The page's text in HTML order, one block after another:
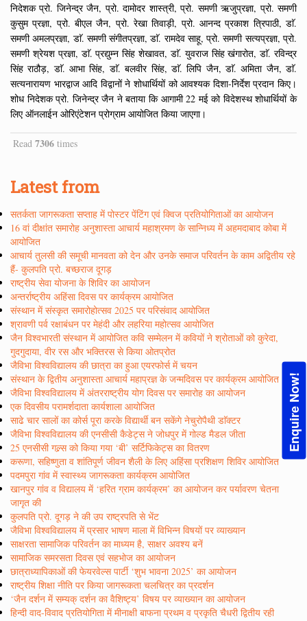
Enquire Now!
निदेशक प्रो. जिनेन्द्र जैन, प्रो. दामोदर शास्त्री, प्रो. समणी ऋजुप्रज्ञा, प्रो. समणी
कुसुम प्रज्ञा, प्रो. बीएल जैन, प्रो. रेखा तिवाड़ी, प्रो. आनन्द प्रकाश त्रिपाठी, डाॅ.
समणी अमलप्रज्ञा, डाॅ. समणी संगीतप्रज्ञा, डाॅ. रामदेव साहू, प्रो. समणी सत्यप्रज्ञा, प्रो.
समणी श्रेयश प्रज्ञा, डाॅ. प्रद्युम्न सिंह शेखावत, डाॅ. युवराज सिंह खंगारोत, डाॅ. रविन्द्र
सिंह राठौड़, डाॅ. आभा सिंह, डाॅ. बलवीर सिंह, डाॅ. लिपि जैन, डाॅ. अमिता जैन, डाॅ.
सत्यनारायण भारद्वाज आदि विद्वानों ने शोधार्थियों को आवश्यक दिशा-निर्देश प्रदान किए।
शोध निदेशक प्रो. जिनेन्द्र जैन ने बताया कि आगामी 22 मई को विदेशस्थ शोधार्थियों के
लिए ऑनलाईन ओरिएंटेशन प्रोग्राम आयोजित किया जाएगा।
Read 7306 times
Latest from
सतर्कता जागरूकता सप्ताह में पोस्टर पेंटिंग एवं क्विज प्रतियोगिताओं का आयोजन
16 वां दीक्षांत समारोह अनुशास्ता आचार्य महाश्रमण के सान्निध्य में अहमदाबाद कोबा में
आयोजित
आचार्य तुलसी की समूची मानवता को देन और उनके समाज परिवर्तन के काम अद्वितीय रहे
हैं- कुलपति प्रो. बच्छराज दूगड़
राष्ट्रीय सेवा योजना के शिविर का आयोजन
अन्तर्राष्ट्रीय अहिंसा दिवस पर कार्यक्रम आयोजित
संस्थान में संस्कृत समारोहोत्सव 2025 पर परिसंवाद आयोजित
श्रावणी पर्व रक्षाबंधन पर मेहंदी और लहरिया महोत्सव आयोजित
जैन विश्वभारती संस्थान में आयोजित कवि सम्मेलन में कवियों ने श्रोताओं को कुरेदा,
गुदगुदाया, वीर रस और भक्तिरस से किया ओतप्रोत
जैविभा विश्वविद्यालय की छात्रा का हुआ एयरफोर्स में चयन
संस्थान के द्वितीय अनुशास्ता आचार्य महाप्रज्ञ के जन्मदिवस पर कार्यक्रम आयोजित
जैविभा विश्वविद्यालय में अंतरराष्ट्रीय योग दिवस पर समारोह का आयोजन
एक दिवसीय परामर्शदाता कार्यशाला आयोजित
साढे चार सालों का कोर्स पूरा करके विद्यार्थी बन सकेंगे नेचुरोपैथी डाॅक्टर
जैविभा विश्वविद्यालय की एनसीसी कैडेट्स ने जोधपुर में गोल्ड मैडल जीता
25 एनसीसी गल्र्स को किया गया ‘बी’ सर्टिफिकेट्स का वितरण
करूणा, सहिष्णुता व शांतिपूर्ण जीवन शैली के लिए अहिंसा प्रशिक्षण शिविर आयोजित
पदमपुरा गांव में स्वास्थ्य जागरूकता कार्यक्रम आयोजित
खानपुर गांव व विद्यालय में ‘हरित ग्राम कार्यक्रम’ का आयोजन कर पर्यावरण चेतना
जागृत की
कुलपति प्रो. दूगड़ ने की उप राष्ट्रपति से भेंट
जैविभा विश्वविद्यालय में प्रसार भाषण माला में विभिन्न विषयों पर व्याख्यान
साक्षरता सामाजिक परिवर्तन का माध्यम है, साक्षर अवश्य बनें
सामाजिक समरसता दिवस एवं सहभोज का आयोजन
छात्राध्यापिकाओं की फेयरवेल्स पार्टी ‘शुभ भावना 2025’ का आयोजन
राष्ट्रीय शिक्षा नीति पर किया जागरूकता चलचित्र का प्रदर्शन
‘जैन दर्शन में सम्यक् दर्शन का वैशिष्ट्य’ विषय पर व्याख्यान का आयोजन
हिन्दी वाद-विवाद प्रतियोगिता में मीनाक्षी बाफना प्रथम व प्रकृति चैधरी द्वितीय रही